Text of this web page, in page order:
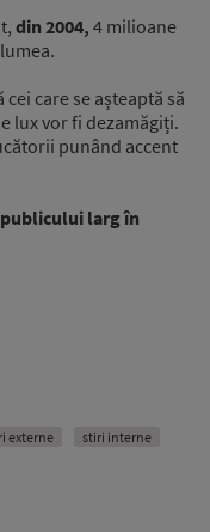
din 2004, 4 milioane
care se așteaptă să
lux vor fi dezamăgiți.
punând accent
publicului larg în
externe stiri interne